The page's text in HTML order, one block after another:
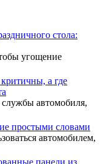
стола:
угощение
а где
службы автомобиля,
простыми словами
автомобилем,